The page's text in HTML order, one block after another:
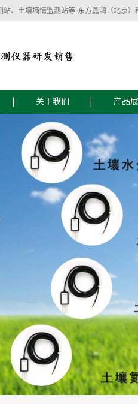
、土壤墒情监测站等-东方鑫鸿（北京）
关于我们
公司简介
企业文化
产品
智慧农业土壤监测设备
智慧农业水肥灌溉设备